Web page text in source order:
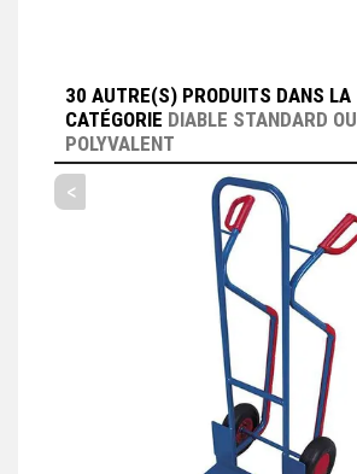
30 AUTRE(S) PRODUITS DANS LA
CATÉGORIE DIABLE STANDARD OU
POLYVALENT
<